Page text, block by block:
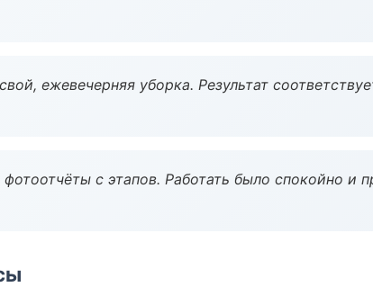
ежевечерняя уборка. Результат
с этапов. Работать было спокойно и